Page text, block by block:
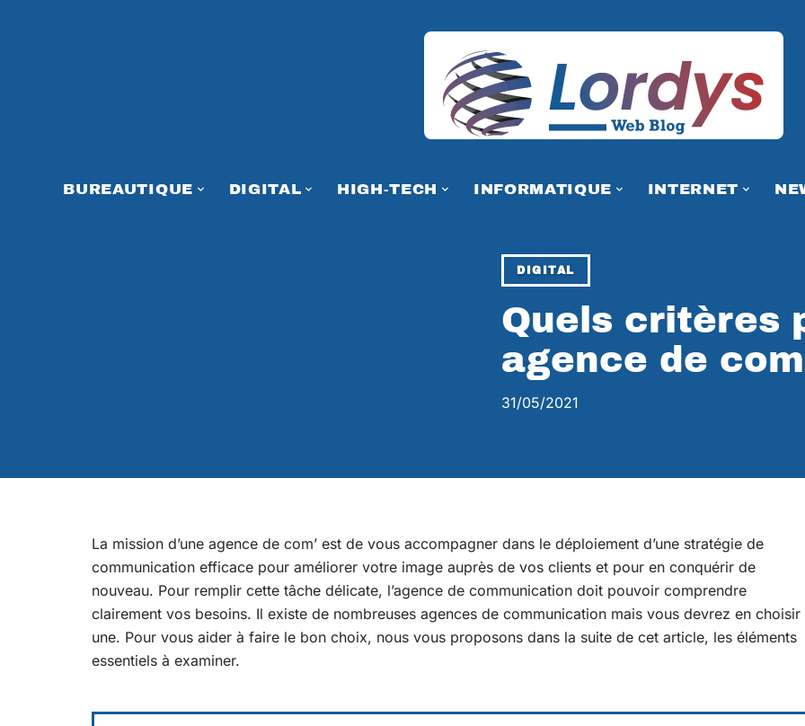
BUREAUTIQUE DIGITAL HIGH-TECH INFORMATIQUE INTERNET
DIGITAL
Quels critères
agence de
31/05/2021
La mission d’une agence de com’ est de vous accompagner dans le déploiement d’une stratégie de
communication efficace pour améliorer votre image auprès de vos clients et pour en conquérir de
nouveau. Pour remplir cette tâche délicate, l’agence de communication doit pouvoir comprendre
clairement vos besoins. Il existe de nombreuses agences de communication mais vous devrez en choisir
une. Pour vous aider à faire le bon choix, nous vous proposons dans la suite de cet article, les éléments
essentiels à examiner.